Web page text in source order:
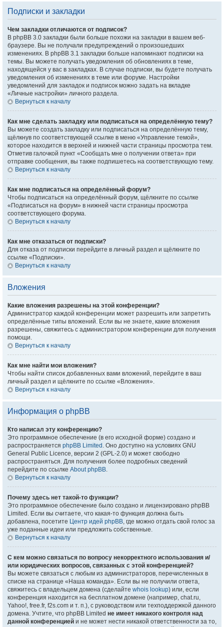
Подписки и закладки
Чем закладки отличаются от подписок?
В phpBB 3.0 закладки были больше похожи на закладки в вашем веб-
браузере. Вы не получали предупреждений о произошедших
изменениях. В phpBB 3.1 закладки больше напоминают подписки на
темы. Вы можете получать уведомления об обновлениях в теме,
находящейся у вас в закладках. В случае подписки, вы будете получать
уведомления об изменениях в теме или форуме. Настройки
уведомлений для закладок и подписок можно задать на вкладке
«Личные настройки» личного раздела.
Вернуться к началу
Как мне сделать закладку или подписаться на определённую тему?
Вы можете создать закладку или подписаться на определённую тему,
щёлкнув по соответствующей ссылке в меню «Управление темой»,
которое находится в верхней и нижней части страницы просмотра тем.
Отметив галочкой пункт «Сообщать мне о получении ответа» при
отправке сообщения, вы также подпишетесь на соответствующую тему.
Вернуться к началу
Как мне подписаться на определённый форум?
Чтобы подписаться на определённый форум, щёлкните по ссылке
«Подписаться на форум» в нижней части страницы просмотра
соответствующего форума.
Вернуться к началу
Как мне отказаться от подписки?
Для отказа от подписки перейдите в личный раздел и щёлкните по
ссылке «Подписки».
Вернуться к началу
Вложения
Какие вложения разрешены на этой конференции?
Администратор каждой конференции может разрешить или запретить
определённые типы вложений. Если вы не знаете, какие вложения
разрешены, свяжитесь с администратором конференции для получения
помощи.
Вернуться к началу
Как мне найти мои вложения?
Чтобы найти список добавленных вами вложений, перейдите в ваш
личный раздел и щёлкните по ссылке «Вложения».
Вернуться к началу
Информация о phpBB
Кто написал эту конференцию?
Это программное обеспечение (в его исходной форме) создано и
распространяется phpBB Limited . Оно доступно на условиях GNU
General Public Licence, версии 2 (GPL-2.0) и может свободно
распространяться. Для получения более подробных сведений
перейдите по ссылке About phpBB.
Вернуться к началу
Почему здесь нет такой-то функции?
Это программное обеспечение было создано и лицензировано phpBB
Limited. Если вы считаете, что какая-то функция должна быть
добавлена, посетите Центр идей phpBB, где можно отдать свой голос за
уже поданные идеи или предложить собственные.
Вернуться к началу
С кем можно связаться по вопросу некорректного использования и/
или юридических вопросов, связанных с этой конференцией?
Вы можете связаться с любым из администраторов, перечисленных в
списке на странице «Наша команда». Если вы не получили ответа,
свяжитесь с владельцем домена (сделайте whois lookup) или, если
конференция находится на бесплатном домене (например, chat.ru,
Yahoo!, free.fr, f2s.com и т. п.), с руководством или техподдержкой данного
домена. Учтите, что phpBB Limited не имеет никакого контроля над
данной конференцией и не может нести никакой ответственности за то,